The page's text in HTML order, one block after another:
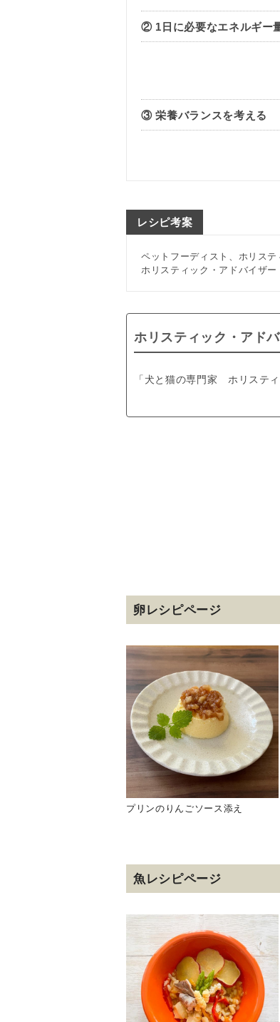
② 1日に必要なエネルギー
③ 栄養バランスを考える
レシピ考案
ペットフーディスト、ホリス
ホリスティック・アドバイザー
ホリスティック・アド
「犬と猫の専門家 ホリステ
卵レシピページ
プリンのりんごソース添え
魚レシピページ